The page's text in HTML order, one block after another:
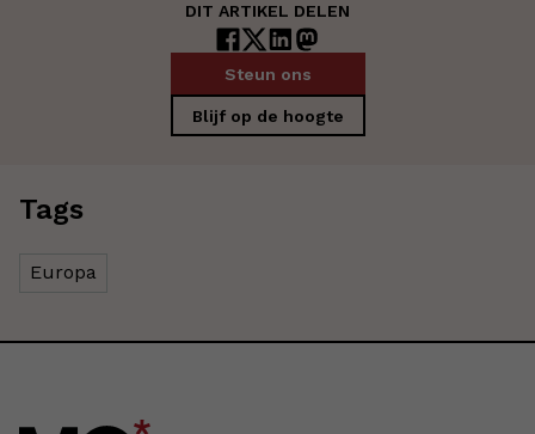
DIT ARTIKEL DELEN
Steun ons
Blijf op de hoogte
Tags
Europa